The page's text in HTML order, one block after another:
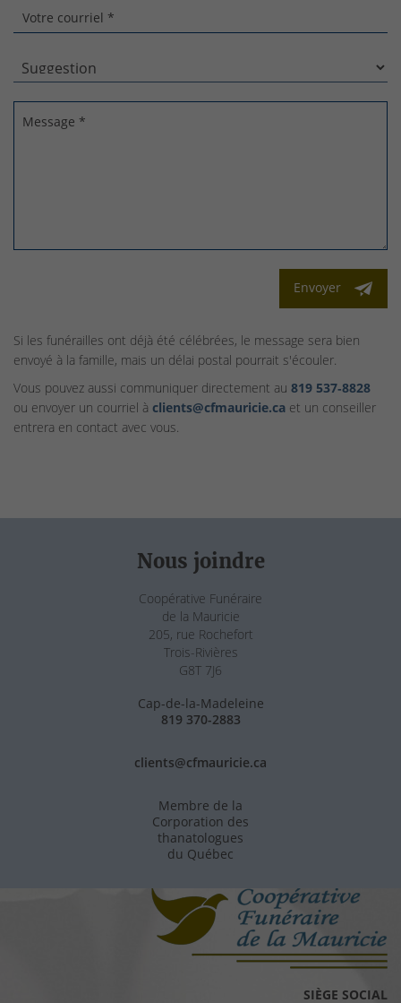
Votre courriel *
Message *
Envoyer
Si les funérailles ont déjà été célébrées, le message sera bien
envoyé à la famille, mais un délai postal pourrait s'écouler.
Vous pouvez aussi communiquer directement au 819 537‑8828
ou envoyer un courriel à clients@cfmauricie.ca et un conseiller
entrera en contact avec vous.
Nous joindre
Coopérative Funéraire
de la Mauricie
205, rue Rochefort
Trois-Rivières
G8T 7J6
Cap-de-la-Madeleine
819 370-2883
clients@cfmauricie.ca
Membre de la
Corporation des
thanatologues
du Québec
SIÈGE SOCIAL